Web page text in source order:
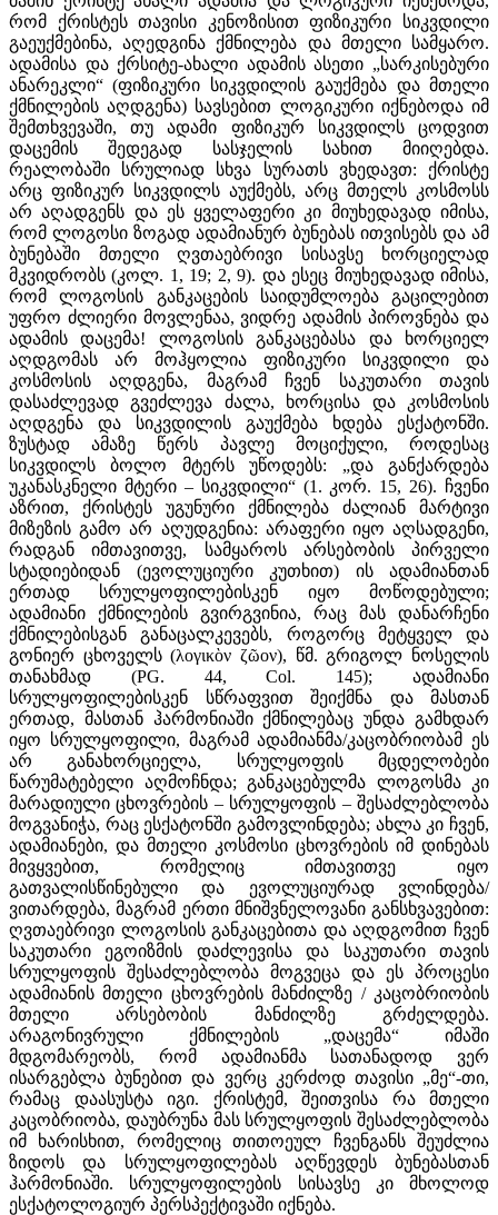
რომ ქრისტეს თავისი კენოზისით ფიზიკური სიკვდილი
გაეუქმებინა, აღედგინა ქმნილება და მთელი სამყარო.
ადამისა და ქრსიტე-ახალი ადამის ასეთი „სარკისებური
ანარეკლი“ (ფიზიკური სიკვდილის გაუქმება და მთელი
ქმნილების აღდგენა) სავსებით ლოგიკური იქნებოდა იმ
შემთხვევაში, თუ ადამი ფიზიკურ სიკვდილს ცოდვით
დაცემის შედეგად სასჯელის სახით მიიღებდა.
რეალობაში სრულიად სხვა სურათს ვხედავთ: ქრისტე
არც ფიზიკურ სიკვდილს აუქმებს, არც მთელს კოსმოსს
არ აღადგენს და ეს ყველაფერი კი მიუხედავად იმისა,
რომ ლოგოსი ზოგად ადამიანურ ბუნებას ითვისებს და ამ
ბუნებაში მთელი ღვთაებრივი სისავსე ხორციელად
მკვიდრობს (კოლ. 1, 19; 2, 9). და ესეც მიუხედავად იმისა,
რომ ლოგოსის განკაცების საიდუმლოება გაცილებით
უფრო ძლიერი მოვლენაა, ვიდრე ადამის პიროვნება და
ადამის დაცემა! ლოგოსის განკაცებასა და ხორციელ
აღდგომას არ მოჰყოლია ფიზიკური სიკვდილი და
კოსმოსის აღდგენა, მაგრამ ჩვენ საკუთარი თავის
დასაძლევად გვეძლევა ძალა, ხორცისა და კოსმოსის
აღდგენა და სიკვდილის გაუქმება ხდება ესქატონში.
ზუსტად ამაზე წერს პავლე მოციქული, როდესაც
სიკვდილს ბოლო მტერს უწოდებს: „და განქარდება
უკანასკნელი მტერი – სიკვდილი“ (1. კორ. 15, 26). ჩვენი
აზრით, ქრისტეს უგუნური ქმნილება ძალიან მარტივი
მიზეზის გამო არ აღუდგენია: არაფერი იყო აღსადგენი,
რადგან იმთავითვე, სამყაროს არსებობის პირველი
სტადიებიდან (ევოლუციური კუთხით) ის ადამიანთან
ერთად სრულყოფილებისკენ იყო მოწოდებული;
ადამიანი ქმნილების გვირგვინია, რაც მას დანარჩენი
ქმნილებისგან განაცალკევებს, როგორც მეტყველ და
გონიერ ცხოველს (λογικὸν ζῶον), წმ. გრიგოლ ნოსელის
თანახმად (PG. 44, Col. 145); ადამიანი
სრულყოფილებისკენ სწრაფვით შეიქმნა და მასთან
ერთად, მასთან ჰარმონიაში ქმნილებაც უნდა გამხდარ
იყო სრულყოფილი, მაგრამ ადამიანმა/კაცობრიობამ ეს
არ განახორციელა, სრულყოფის მცდელობები
წარუმატებელი აღმოჩნდა; განკაცებულმა ლოგოსმა კი
მარადიული ცხოვრების – სრულყოფის – შესაძლებლობა
მოგვანიჭა, რაც ესქატონში გამოვლინდება; ახლა კი ჩვენ,
ადამიანები, და მთელი კოსმოსი ცხოვრების იმ დინებას
მივყვებით, რომელიც იმთავითვე იყო
გათვალისწინებული და ევოლუციურად ვლინდება/
ვითარდება, მაგრამ ერთი მნიშვნელოვანი განსხვავებით:
ღვთაებრივი ლოგოსის განკაცებითა და აღდგომით ჩვენ
საკუთარი ეგოიზმის დაძლევისა და საკუთარი თავის
სრულყოფის შესაძლებლობა მოგვეცა და ეს პროცესი
ადამიანის მთელი ცხოვრების მანძილზე / კაცობრიობის
მთელი არსებობის მანძილზე გრძელდება.
არაგონივრული ქმნილების „დაცემა“ იმაში
მდგომარეობს, რომ ადამიანმა სათანადოდ ვერ
ისარგებლა ბუნებით და ვერც კერძოდ თავისი „მე“-თი,
რამაც დაასუსტა იგი. ქრისტემ, შეითვისა რა მთელი
კაცობრიობა, დაუბრუნა მას სრულყოფის შესაძლებლობა
იმ ხარისხით, რომელიც თითოეულ ჩვენგანს შეუძლია
ზიდოს და სრულყოფილებას აღწევდეს ბუნებასთან
ჰარმონიაში. სრულყოფილების სისავსე კი მხოლოდ
ესქატოლოგიურ პერსპექტივაში იქნება.